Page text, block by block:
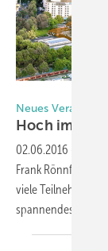
Neues
Hoch im
02.06.2016
Frank Rönnfeld hat
viele Teilnehmer
spannendes und